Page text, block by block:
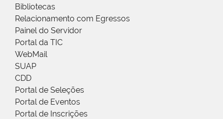
Bibliotecas
Relacionamento com Egressos
Painel do Servidor
Portal da TIC
WebMail
SUAP
CDD
Portal de Seleções
Portal de Eventos
Portal de Inscrições